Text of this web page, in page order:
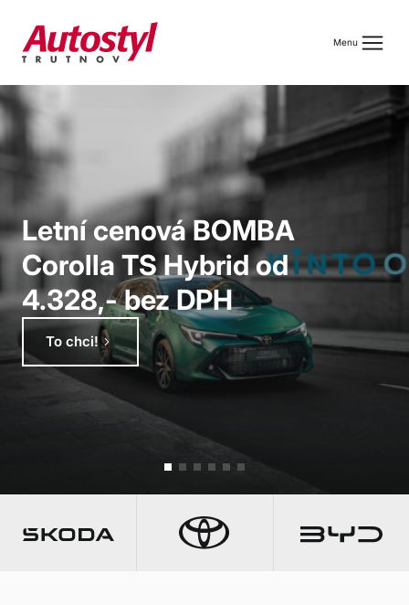
Menu menu
Letní cenová BOMBA
Corolla TS Hybrid od
4.328,- bez DPH
To chci!keyboard_arrow_right